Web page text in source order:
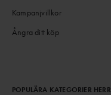
Kampanjvillkor
Ångra ditt köp
POPULÄRA KATEGORIER HERR